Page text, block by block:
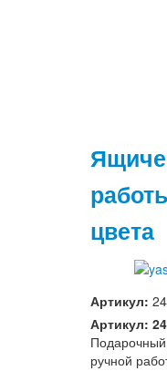
цвета
Артикул:
Артикул:
ручной